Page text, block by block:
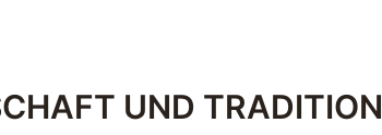
UND TRADITION